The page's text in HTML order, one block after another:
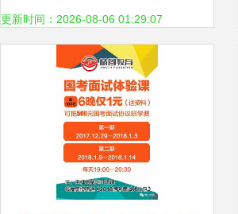
(第二期)作数字孪生工厂培训
更新时间：2026-08-06 01:29:07